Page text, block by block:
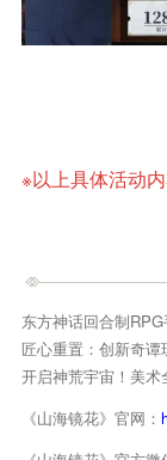
※以上具体活动
东方神话回合制
匠心重置：创新奇谭
开启神荒宇宙！美术
《山海镜花》官网：